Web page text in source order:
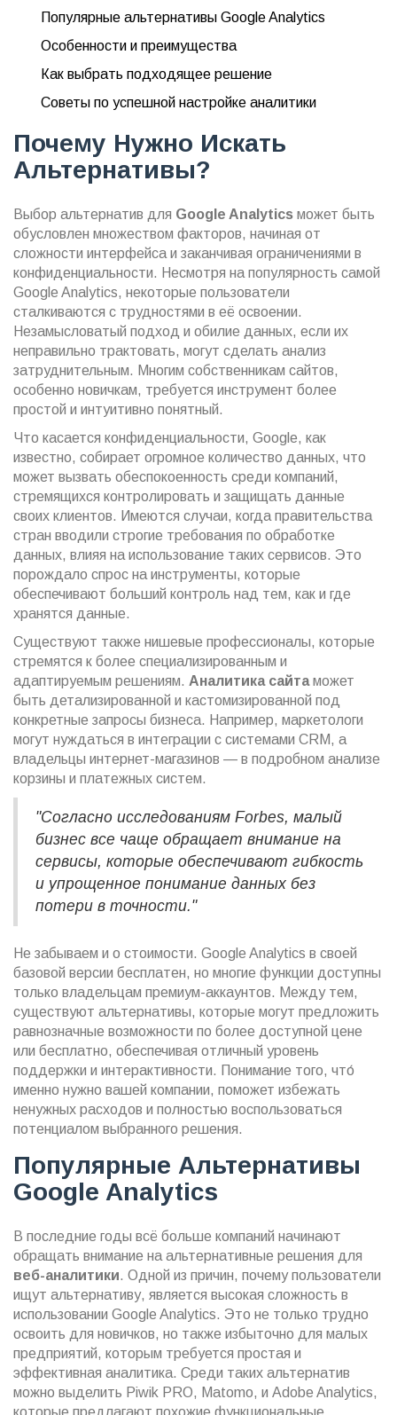
Популярные альтернативы Google Analytics
Особенности и преимущества
Как выбрать подходящее решение
Советы по успешной настройке аналитики
Почему Нужно Искать
Альтернативы?
Выбор альтернатив для Google Analytics может быть
обусловлен множеством факторов, начиная от
сложности интерфейса и заканчивая ограничениями в
конфиденциальности. Несмотря на популярность самой
Google Analytics, некоторые пользователи
сталкиваются с трудностями в её освоении.
Незамысловатый подход и обилие данных, если их
неправильно трактовать, могут сделать анализ
затруднительным. Многим собственникам сайтов,
особенно новичкам, требуется инструмент более
простой и интуитивно понятный.
Что касается конфиденциальности, Google, как
известно, собирает огромное количество данных, что
может вызвать обеспокоенность среди компаний,
стремящихся контролировать и защищать данные
своих клиентов. Имеются случаи, когда правительства
стран вводили строгие требования по обработке
данных, влияя на использование таких сервисов. Это
порождало спрос на инструменты, которые
обеспечивают больший контроль над тем, как и где
хранятся данные.
Существуют также нишевые профессионалы, которые
стремятся к более специализированным и
адаптируемым решениям. Аналитика сайтаможет
быть детализированной и кастомизированной под
конкретные запросы бизнеса. Например, маркетологи
могут нуждаться в интеграции с системами CRM, а
владельцы интернет-магазинов — в подробном анализе
корзины и платежных систем.
"Согласно исследованиям Forbes, малый
бизнес все чаще обращает внимание на
сервисы, которые обеспечивают гибкость
и упрощенное понимание данных без
потери в точности."
Не забываем и о стоимости. Google Analytics в своей
базовой версии бесплатен, но многие функции доступны
только владельцам премиум-аккаунтов. Между тем,
существуют альтернативы, которые могут предложить
равнозначные возможности по более доступной цене
или бесплатно, обеспечивая отличный уровень
поддержки и интерактивности. Понимание того, что́
именно нужно вашей компании, поможет избежать
ненужных расходов и полностью воспользоваться
потенциалом выбранного решения.
Популярные Альтернативы
Google Analytics
В последние годы всё больше компаний начинают
обращать внимание на альтернативные решения для
веб-аналитики. Одной из причин, почему пользователи
ищут альтернативу, является высокая сложность в
использовании Google Analytics. Это не только труднo
освоить для новичков, но также избыточно для малых
предприятий, которым требуется простая и
эффективная аналитика. Среди таких альтернатив
можно выделить Piwik PRO, Matomo, и Adobe Analytics,
которые предлагают похожие функциональные